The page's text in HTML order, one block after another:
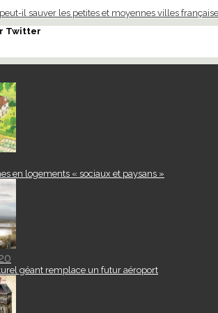
il sauver les petites et moyennes villes
Twitter
en logements « sociaux et paysans »
géant remplace un futur aéroport